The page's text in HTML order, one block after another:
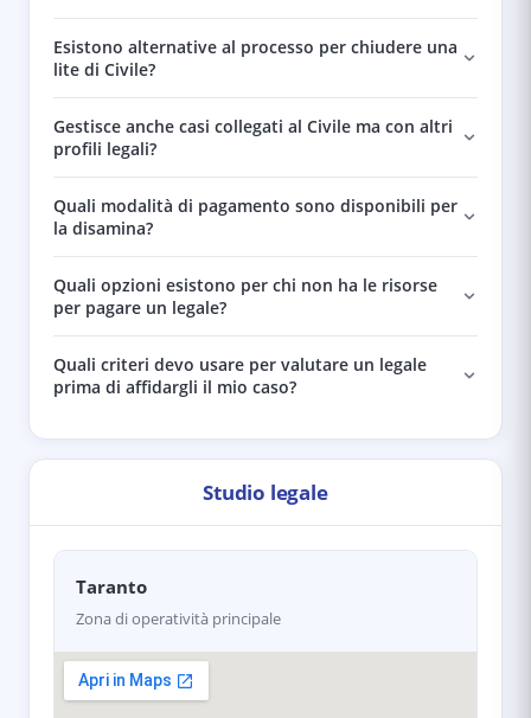
Esistono alternative al processo per chiudere una
lite di Civile?
Gestisce anche casi collegati al Civile ma con altri
profili legali?
Quali modalità di pagamento sono disponibili per
la disamina?
Quali opzioni esistono per chi non ha le risorse
per pagare un legale?
Quali criteri devo usare per valutare un legale
prima di affidargli il mio caso?
Studio legale
Taranto
Zona di operatività principale